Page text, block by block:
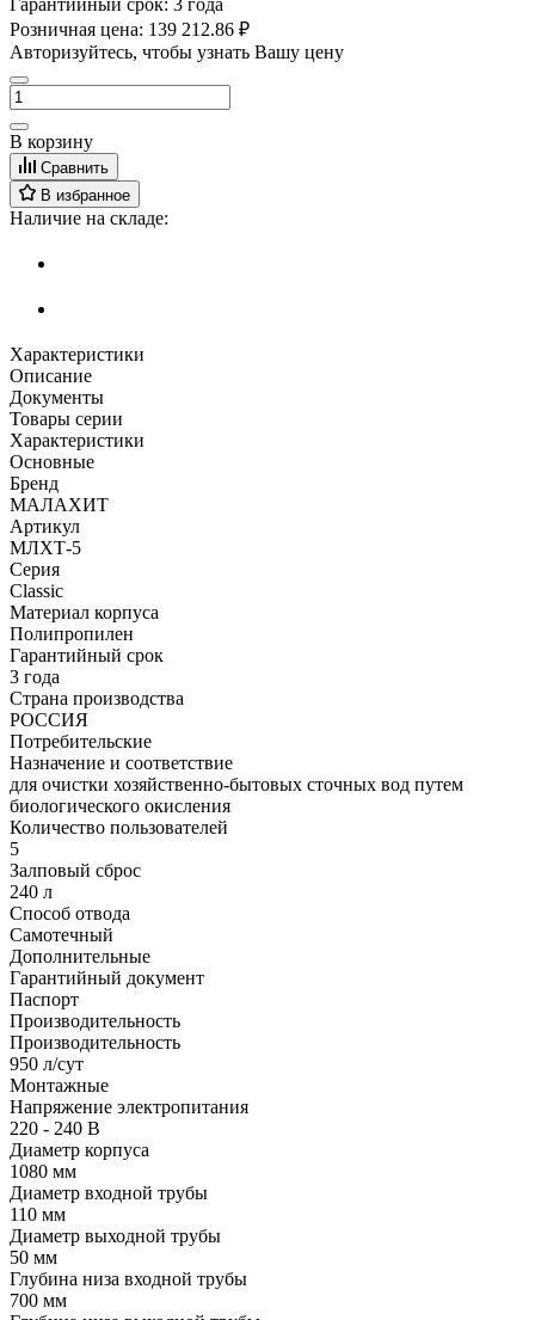
Розничная цена: 139 212.86 ₽
Авторизуйтесь, чтобы узнать Вашу цену
В корзину
Сравнить
В избранное
Наличие на складе:
Характеристики
Описание
Документы
Товары серии
Характеристики
Основные
Бренд
МАЛАХИТ
Артикул
МЛХТ-5
Серия
Classic
Материал корпуса
Полипропилен
Гарантийный срок
3 года
Страна производства
РОССИЯ
Потребительские
Назначение и соответствие
для очистки хозяйственно-бытовых сточных вод путем
биологического окисления
Количество пользователей
5
Залповый сброс
240 л
Способ отвода
Самотечный
Дополнительные
Гарантийный документ
Паспорт
Производительность
Производительность
950 л/сут
Монтажные
Напряжение электропитания
220 - 240 В
Диаметр корпуса
1080 мм
Диаметр входной трубы
110 мм
Диаметр выходной трубы
50 мм
Глубина низа входной трубы
700 мм